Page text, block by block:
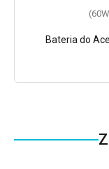
Bateria do